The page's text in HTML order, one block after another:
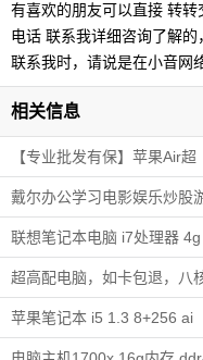
有喜欢的朋友可以直接 转
电话 联系我详细咨询了解的
联系我时，请说是在小音网
相关信息
【专业批发有保】苹果Air超
戴尔办公学习电影娱乐炒股
联想笔记本电脑 i7处理器 4g
超高配电脑，如卡包退，八
苹果笔记本 i5 1.3 8+256 ai